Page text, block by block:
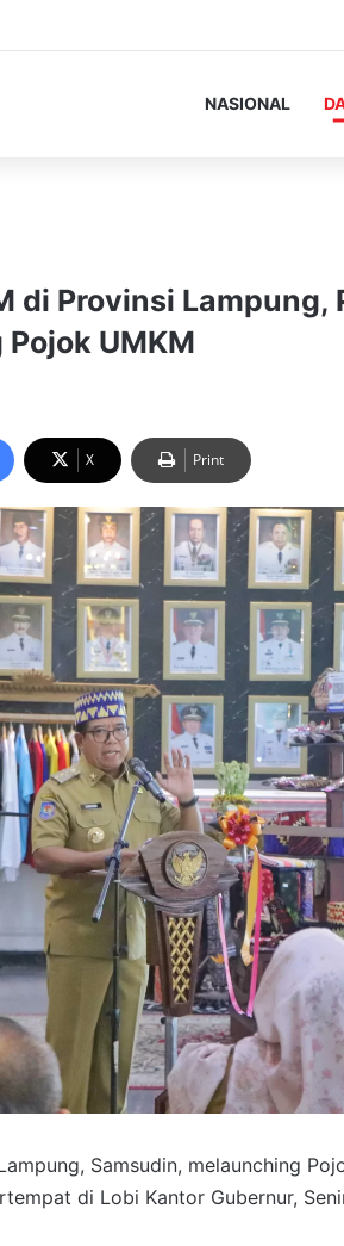
NASIONAL
di Provinsi Lampung,
UMKM
X Print
Samsudin, melaunching
di Lobi Kantor Gubernur,